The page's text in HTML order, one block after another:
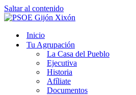
Saltar al contenido
Inicio
Tu Agrupación
La Casa del Pueblo
Ejecutiva
Historia
Afíliate
Documentos